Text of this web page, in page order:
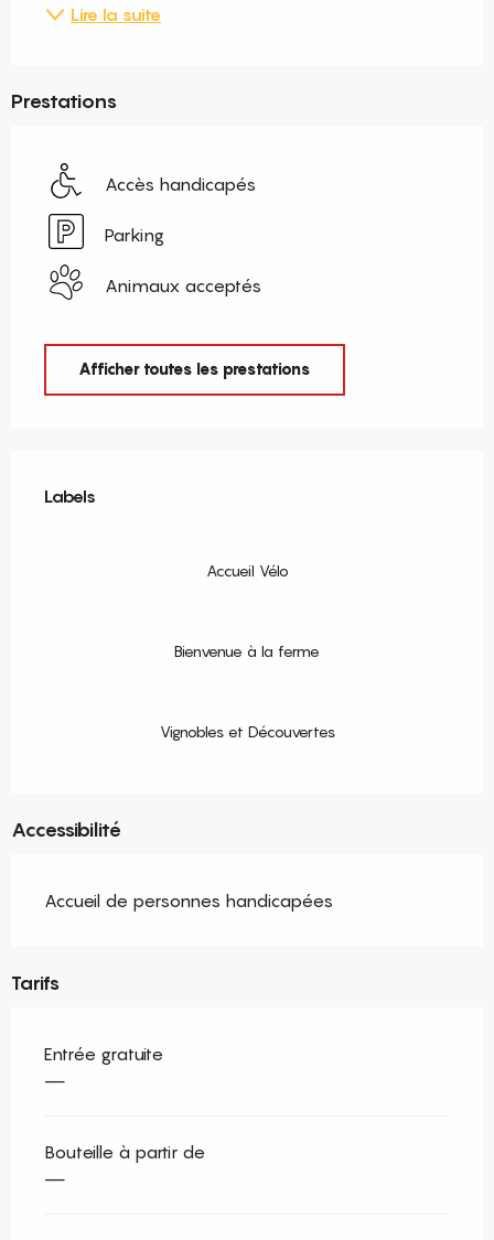
Lire la suite
Prestations
Accès handicapés
Parking
Animaux acceptés
Afficher toutes les prestations
Labels
Labels
Accueil Vélo
Bienvenue à la ferme
Vignobles et Découvertes
Accessibilité
Accueil de personnes handicapées
Tarifs
Entrée gratuite
—
Bouteille à partir de
—